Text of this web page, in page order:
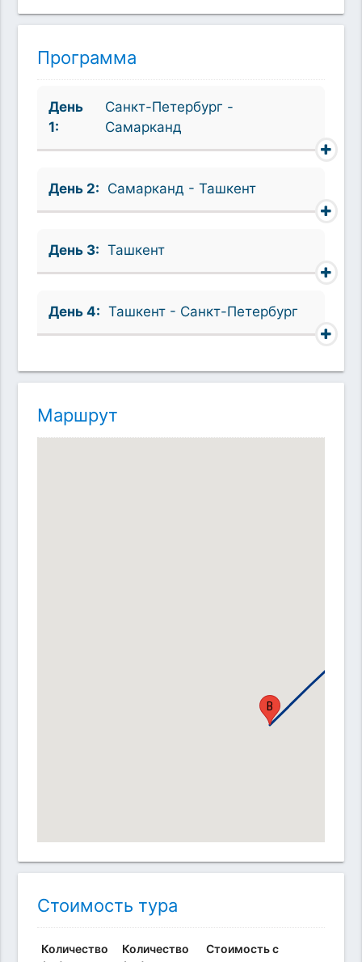
Программа
День
1:
Санкт-Петербург -
Самарканд
День 2: Самарканд - Ташкент
День 3: Ташкент
День 4: Ташкент - Санкт-Петербург
Маршрут
B
Стоимость тура
Количество
Количество
Стоимость с